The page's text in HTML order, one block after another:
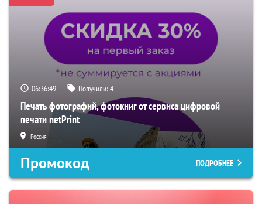
06:36:48 Получили:4
Печать фотографий, фотокниг от сервиса цифровой
печати netPrint
Россия
Промокод ПОДРОБНЕЕ